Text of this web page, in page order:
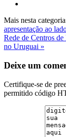
Mais nesta
apresentação ao
Rede de Centros
no Uruguai »
Deixe um
Certifique-se de
permitido código